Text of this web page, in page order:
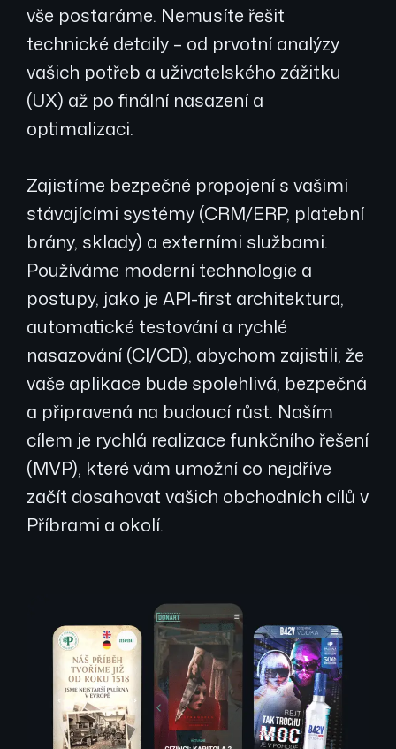
vše postaráme. Nemusíte řešit
technické detaily – od prvotní analýzy
vašich potřeb a uživatelského zážitku
(UX) až po finální nasazení a
optimalizaci.
Zajistíme bezpečné propojení s vašimi
stávajícími systémy (CRM/ERP, platební
brány, sklady) a externími službami.
Používáme moderní technologie a
postupy, jako je API-first architektura,
automatické testování a rychlé
nasazování (CI/CD), abychom zajistili, že
vaše aplikace bude spolehlivá, bezpečná
a připravená na budoucí růst. Naším
cílem je rychlá realizace funkčního řešení
(MVP), které vám umožní co nejdříve
začít dosahovat vašich obchodních cílů v
Příbrami a okolí.